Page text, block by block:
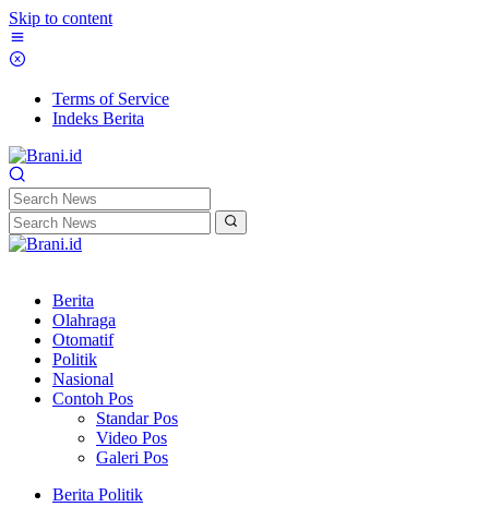
Skip to content
Terms of Service
Indeks Berita
Berita
Olahraga
Otomatif
Politik
Nasional
Contoh Pos
Standar Pos
Video Pos
Galeri Pos
Berita Politik